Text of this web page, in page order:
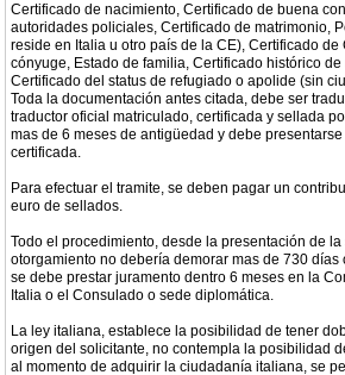
Certificado de nacimiento, Certificado de buena
autoridades policiales, Certificado de matrimonio,
reside en Italia u otro país de la CE), Certificado de
cónyuge, Estado de familia, Certificado histórico
Certificado del status de refugiado o apolide (sin
Toda la documentación antes citada, debe ser
traductor oficial matriculado, certificada y sellada
mas de 6 meses de antigüedad y debe
certificada.
Para efectuar el tramite, se deben pagar un
euro de sellados.
Todo el procedimiento, desde la presentación de la
otorgamiento no debería demorar mas de 730 días
se debe prestar juramento dentro 6 meses en la
Italia o el Consulado o sede diplomática.
La ley italiana, establece la posibilidad de tener
origen del solicitante, no contempla la posibilidad
al momento de adquirir la ciudadanía italiana, se